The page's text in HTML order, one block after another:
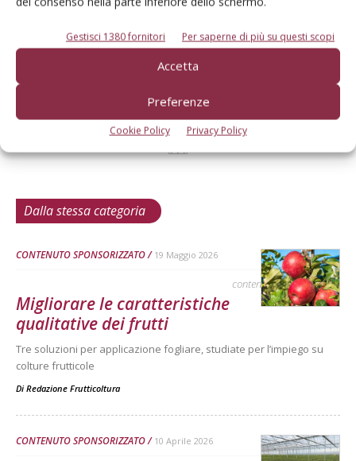
Gestisci 1380 fornitori Per saperne di più su questi scopi
Accetta
Preferenze
Cookie Policy Privacy Policy
Dalla stessa categoria
CONTENUTO SPONSORIZZATO 19 Maggio 2026
contenuto sponsorizzato
Migliorare le caratteristiche
qualitative dei frutti
Tre soluzioni per applicazione fogliare, studiate per l’impiego su
colture frutticole
Di Redazione Frutticoltura
CONTENUTO SPONSORIZZATO 10 Aprile 2026